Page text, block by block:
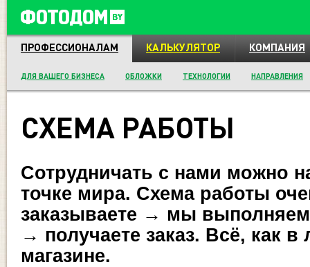
ПРОФЕССИОНАЛАМ КАЛЬКУЛЯТОР КОМПАНИЯ
ДЛЯ ВАШЕГО БИЗНЕСА ОБЛОЖКИ ТЕХНОЛОГИИ НАПРАВЛЕНИЯ
СХЕМА РАБОТЫ
Сотрудничать с нами можно
точке мира. Схема работы
заказываете → мы
→ получаете заказ. Всё, как
магазине.